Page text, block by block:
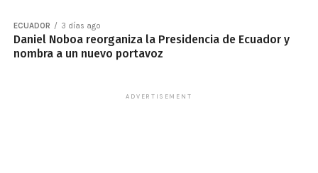
ECUADOR 3 días ago
Daniel Noboa reorganiza la Presidencia de Ecuador y
nombra a un nuevo portavoz
ADVERTISEMENT